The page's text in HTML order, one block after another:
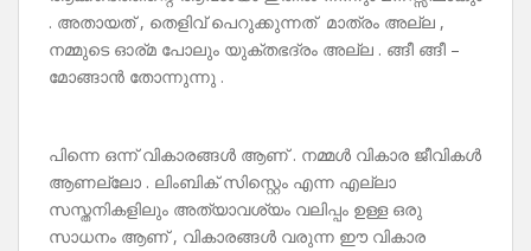
. അതായത് , തെളിവ് പെറുക്കുന്നത് മാത്രം അല്ല ,
നമ്മുടെ ഓര്മ പോലും യുക്തഭദ്രം അല്ല . ങ്ങീ ങ്ങീ –
മോങ്ങാൻ തോന്നുന്നു .
പിന്നെ ഒന്ന് വികാരങ്ങൾ ആണ് . നമ്മൾ വികാര ജീവികൾ
ആണല്ലോ . ലിംബിക് സിസ്റ്റെം എന്ന എല്ലാ
സസ്തനികളിലും അത്യാവശ്യം വലിപ്പം ഉള്ള ഒരു
സാധനം ആണ് , വികാരങ്ങൾ വരുന്ന ഈ വികാര